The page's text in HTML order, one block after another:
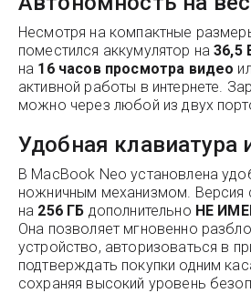
Несмотря на компактные
поместился аккумулятор на36,5
на 16 часов просмотра видео
активной работы в интернете.
можно через любой из двух
Удобная клавиатура
В MacBook Neo установлена
ножничным механизмом. Версия
на 256ГБ дополнительно НЕ
Она позволяет мгновенно
устройство, авторизоваться в
подтверждать покупки одним
сохраняя высокий уровень